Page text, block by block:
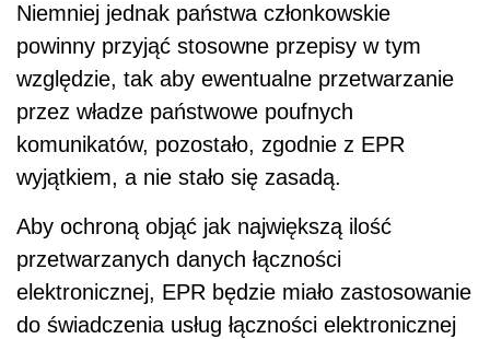
Niemniej jednak państwa członkowskie
powinny przyjąć stosowne przepisy w tym
względzie, tak aby ewentualne przetwarzanie
przez władze państwowe poufnych
komunikatów, pozostało, zgodnie z EPR
wyjątkiem, a nie stało się zasadą.
Aby ochroną objąć jak największą ilość
przetwarzanych danych łączności
elektronicznej, EPR będzie miało zastosowanie
do świadczenia usług łączności elektronicznej